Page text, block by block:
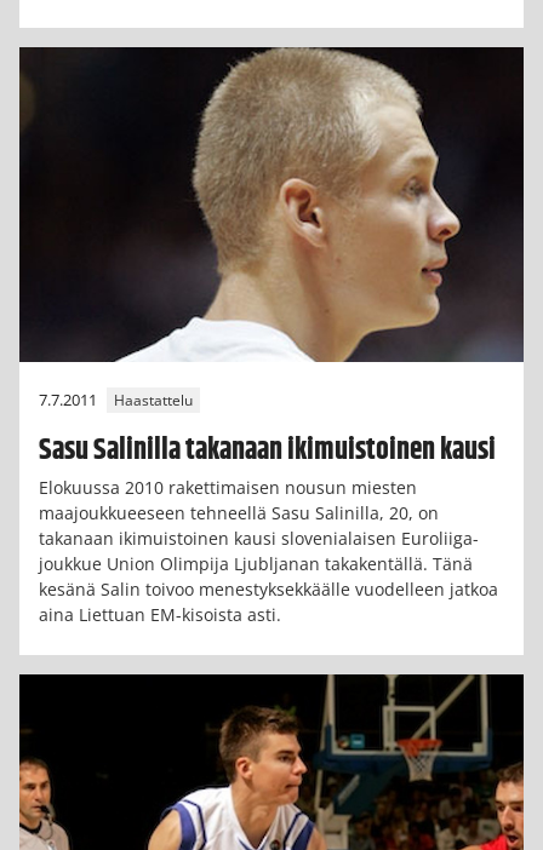
7.7.2011 Haastattelu
Sasu Salinilla takanaan ikimuistoinen kausi
Elokuussa 2010 rakettimaisen nousun miesten
maajoukkueeseen tehneellä Sasu Salinilla, 20, on
takanaan ikimuistoinen kausi slovenialaisen Euroliiga-
joukkue Union Olimpija Ljubljanan takakentällä. Tänä
kesänä Salin toivoo menestyksekkäälle vuodelleen jatkoa
aina Liettuan EM-kisoista asti.